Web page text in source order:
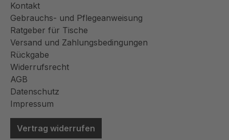
Kontakt
Gebrauchs- und Pflegeanweisung
Ratgeber für Tische
Versand und Zahlungsbedingungen
Rückgabe
Widerrufsrecht
AGB
Datenschutz
Impressum
Vertrag widerrufen